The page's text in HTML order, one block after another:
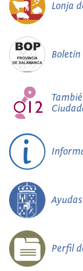
Lonja
Perfil